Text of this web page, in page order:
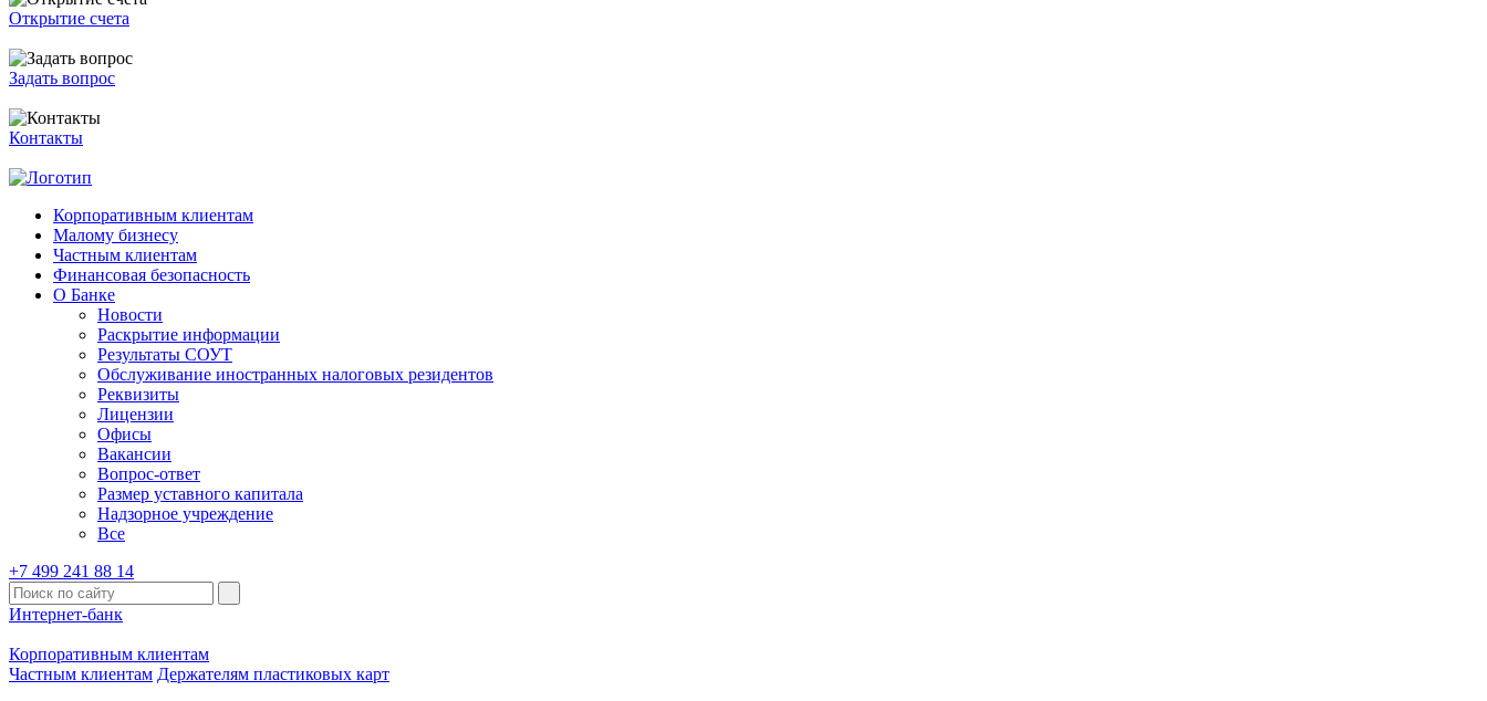
Открытие счета
Задать вопрос
Контакты
Корпоративным клиентам
Малому бизнесу
Частным клиентам
Финансовая безопасность
О Банке
Новости
Раскрытие информации
Результаты СОУТ
Обслуживание иностранных налоговых резидентов
Реквизиты
Лицензии
Офисы
Вакансии
Вопрос-ответ
Размер уставного капитала
Надзорное учреждение
Все
+7 499 241 88 14
Интернет-банк
Корпоративным клиентам
Частным клиентам Держателям пластиковых карт